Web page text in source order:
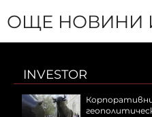
ОЩЕ НОВИНИ
INVESTOR